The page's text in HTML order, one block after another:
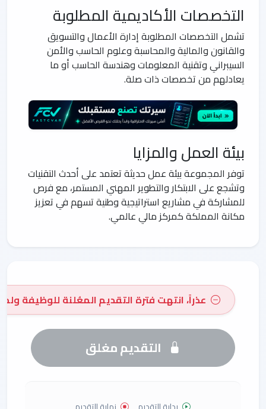
التخصصات الأكاديمية المطلوبة
تشمل التخصصات المطلوبة إدارة الأعمال والتسويق
والقانون والمالية والمحاسبة وعلوم الحاسب والأمن
السيبراني وتقنية المعلومات وهندسة الحاسب أو ما
يعادلهم من تخصصات ذات صلة.
بيئة العمل والمزايا
توفر المجموعة بيئة عمل حديثة تعتمد على أحدث التقنيات
وتشجع على الابتكار والتطوير المهني المستمر، مع فرص
للمشاركة في مشاريع استراتيجية وطنية تسهم في تعزيز
مكانة المملكة كمركز مالي عالمي.
عذراً، انتهت فترة التقديم المعُلنة للوظيفة
التقديم مغلق